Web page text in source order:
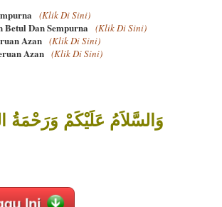
(Klik Di Sini)
Betul Dan Sempurna (Klik Di Sini)
Azan (Klik Di Sini)
Azan (Klik Di Sini)
وَالسَّلاَمُ عَلَيْكَمْ وَرَحْمَةُ